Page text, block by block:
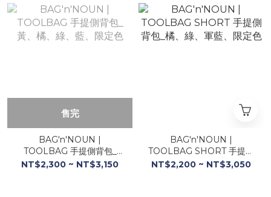
售完
BAG'n'NOUN |
TOOLBAG 手提側背包_
黃、橘、綠、藍、限定色
NT$2,300 ~ NT$3,150
BAG'n'NOUN |
TOOLBAG SHORT 手提側
背包_橘、綠、軍藍、限定色
NT$2,200 ~ NT$3,050